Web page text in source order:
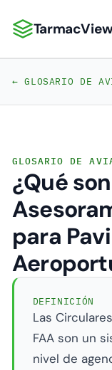
TarmacView:
← GLOSARIO DE
GLOSARIO DE
¿Qué
para
DEFINICIÓN
Las
FAA son un
nivel de